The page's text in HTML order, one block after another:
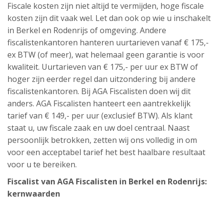
Fiscale kosten zijn niet altijd te vermijden, hoge fiscale
kosten zijn dit vaak wel. Let dan ook op wie u inschakelt
in Berkel en Rodenrijs of omgeving. Andere
fiscalistenkantoren hanteren uurtarieven vanaf € 175,-
ex BTW (of meer), wat helemaal geen garantie is voor
kwaliteit. Uurtarieven van € 175,- per uur ex BTW of
hoger zijn eerder regel dan uitzondering bij andere
fiscalistenkantoren. Bij AGA Fiscalisten doen wij dit
anders. AGA Fiscalisten hanteert een aantrekkelijk
tarief van € 149,- per uur (exclusief BTW). Als klant
staat u, uw fiscale zaak en uw doel centraal. Naast
persoonlijk betrokken, zetten wij ons volledig in om
voor een acceptabel tarief het best haalbare resultaat
voor u te bereiken.
Fiscalist van AGA Fiscalisten in Berkel en Rodenrijs:
kernwaarden